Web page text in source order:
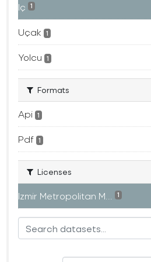
Iç 1
Uçak 1
Yolcu 1
Formats
Api 1
Pdf 1
Licenses
Izmir Metropolitan M... 1